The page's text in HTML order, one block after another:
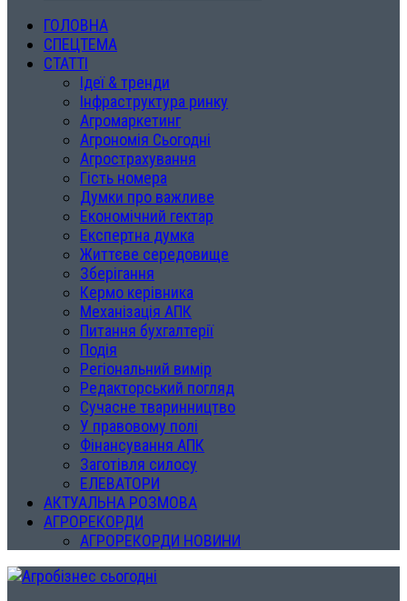
ГОЛОВНА
СПЕЦТЕМА
СТАТТІ
Ідеї & тренди
Інфраструктура ринку
Агромаркетинг
Агрономія Сьогодні
Агрострахування
Гість номера
Думки про важливе
Економічний гектар
Експертна думка
Життєве середовище
Зберігання
Кермо керівника
Механізація АПК
Питання бухгалтерії
Подія
Регіональний вимір
Редакторський погляд
Сучасне тваринництво
У правовому полі
Фінансування АПК
Заготівля силосу
ЕЛЕВАТОРИ
АКТУАЛЬНА РОЗМОВА
АГРОРЕКОРДИ
АГРОРЕКОРДИ НОВИНИ